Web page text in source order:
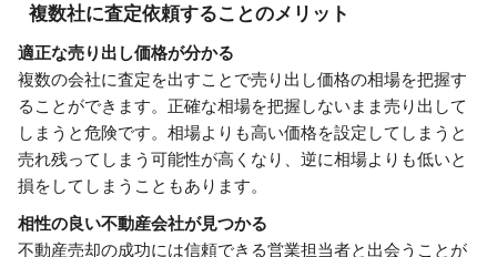
複数社に査定依頼することのメリット
適正な売り出し価格が分かる
複数の会社に査定を出すことで売り出し価格の相場を把握す
ることができます。正確な相場を把握しないまま売り出して
しまうと危険です。相場よりも高い価格を設定してしまうと
売れ残ってしまう可能性が高くなり、逆に相場よりも低いと
損をしてしまうこともあります。
相性の良い不動産会社が見つかる
不動産売却の成功には信頼できる営業担当者と出会うことが